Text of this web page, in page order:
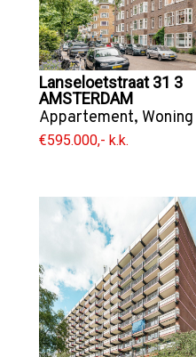
Lanseloetstraat 31 3
AMSTERDAM
Appartement, Woning
€595.000,- k.k.